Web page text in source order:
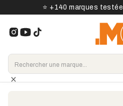
⭐️ +140 marques